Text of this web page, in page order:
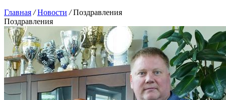
Главная / Новости /Поздравления
Поздравления